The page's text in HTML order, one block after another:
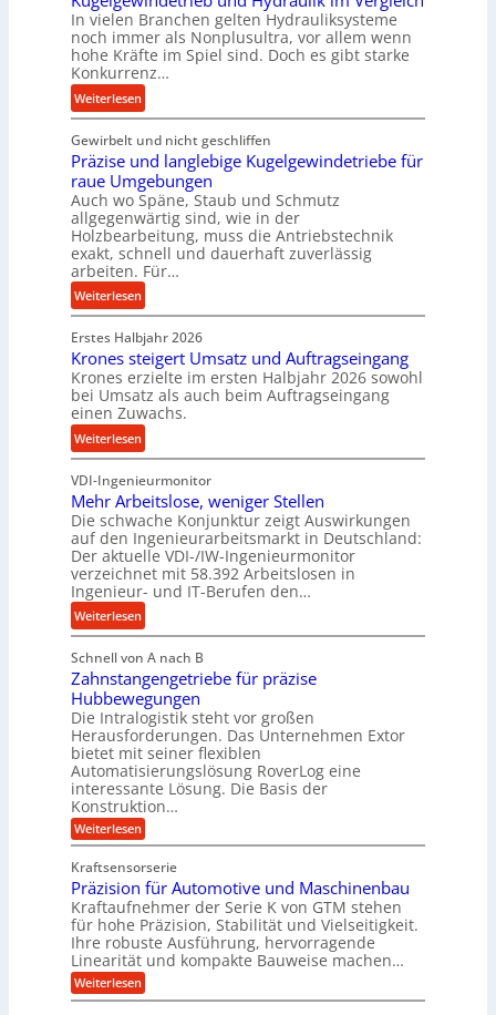
r
m
a
n
c
b
e
i
m
D
r
ü
c
k
p
r
o
z
e
s
s
In vielen Branchen gelten Hydrauliksysteme
noch immer als Nonplusultra, vor allem wenn
hohe Kräfte im Spiel sind. Doch es gibt starke
Konkurrenz…
Weiterlesen:
K
u
g
e
l
g
e
w
i
n
d
e
t
r
i
b
u
n
d
H
y
d
r
a
l
i
k
i
m
V
e
r
g
e
c
h
Gewirbelt und nicht geschliffen
Präzise und langlebige Kugelgewindetriebe für
raue Umgebungen
Auch wo Späne, Staub und Schmutz
allgegenwärtig sind, wie in der
Holzbearbeitung, muss die Antriebstechnik
exakt, schnell und dauerhaft zuverlässig
arbeiten. Für…
Weiterlesen:
P
r
ä
z
i
s
e
u
n
d
l
a
n
g
e
b
i
g
e
K
u
g
e
l
g
e
w
i
n
d
e
t
Erstes Halbjahr 2026
Krones steigert Umsatz und Auftragseingang
Krones erzielte im ersten Halbjahr 2026 sowohl
bei Umsatz als auch beim Auftragseingang
einen Zuwachs.
Weiterlesen:
K
r
o
n
e
s
s
t
e
e
r
t
U
m
s
a
t
u
d
A
u
f
t
VDI-Ingenieurmonitor
Mehr Arbeitslose, weniger Stellen
Die schwache Konjunktur zeigt Auswirkungen
auf den Ingenieurarbeitsmarkt in Deutschland:
Der aktuelle VDI-/IW-Ingenieurmonitor
verzeichnet mit 58.392 Arbeitslosen in
Ingenieur- und IT-Berufen den…
Weiterlesen:
M
e
h
r
A
r
b
e
i
t
s
l
o
s
e
,
w
e
Schnell von A nach B
Zahnstangengetriebe für präzise
Hubbewegungen
Die Intralogistik steht vor großen
Herausforderungen. Das Unternehmen Extor
bietet mit seiner flexiblen
Automatisierungslösung RoverLog eine
interessante Lösung. Die Basis der
Konstruktion…
Weiterlesen:
Z
h
n
s
t
a
n
g
e
n
Kraftsensorserie
Präzision für Automotive und Maschinenbau
Kraftaufnehmer der Serie K von GTM stehen
für hohe Präzision, Stabilität und Vielseitigkeit.
Ihre robuste Ausführung, hervorragende
Linearität und kompakte Bauweise machen…
Weiterlesen:
P